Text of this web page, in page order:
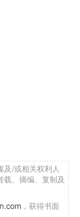
及/或相关权利人
载、摘编、复制及
，获得书面